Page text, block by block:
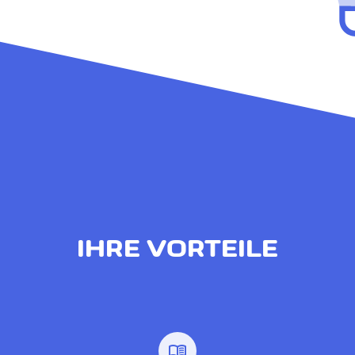
IHRE VORTEILE